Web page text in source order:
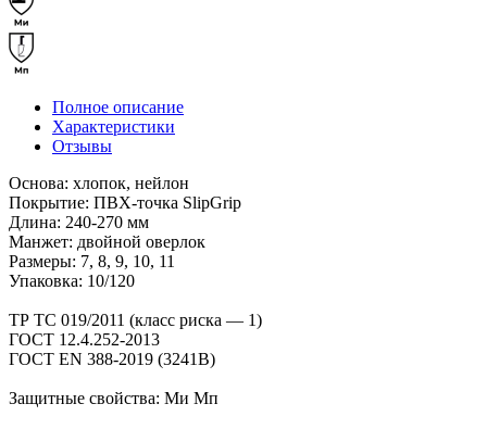
Полное описание
Характеристики
Отзывы
Основа: хлопок, нейлон
Покрытие: ПВХ-точка SlipGrip
Длина: 240-270 мм
Манжет: двойной оверлок
Размеры: 7, 8, 9, 10, 11
Упаковка: 10/120
ТР ТС 019/2011 (класс риска — 1)
ГОСТ 12.4.252-2013
ГОСТ ЕN 388-2019 (3241B)
Защитные свойства: Ми Мп